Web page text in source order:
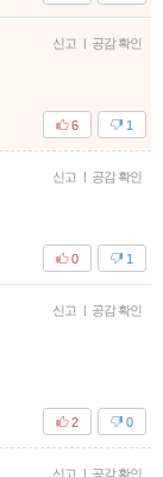
신고 | 공감 확인
1
6
신고 | 공감 확인
1
0
신고 | 공감 확인
0
2
신고 | 공감 확인